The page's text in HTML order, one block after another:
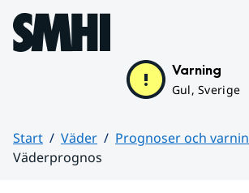
Hoppa till sidans innehåll
Varning
Gul, Sverige
Start Väder
Prognoser och
Väderprognos